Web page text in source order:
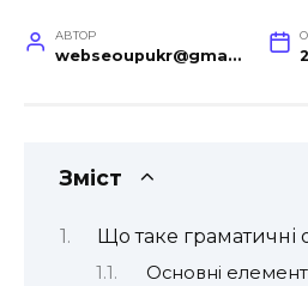
АВТОР
webseoupukr@gmail.com
Зміст
Що таке граматичні
Основні